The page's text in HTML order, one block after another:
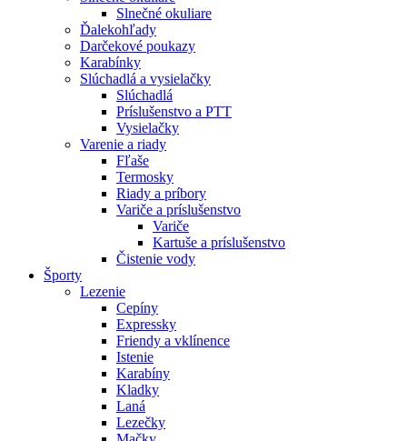
Slnečné okuliare
Ďalekohľady
Darčekové poukazy
Karabínky
Slúchadlá a vysielačky
Slúchadlá
Príslušenstvo a PTT
Vysielačky
Varenie a riady
Fľaše
Termosky
Riady a príbory
Variče a príslušenstvo
Variče
Kartuše a príslušenstvo
Čistenie vody
Športy
Lezenie
Cepíny
Expressky
Friendy a vklínence
Istenie
Karabíny
Kladky
Laná
Lezečky